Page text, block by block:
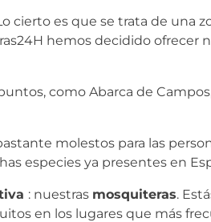
cierto es que se trata de una
hemos decidido ofrecer
como Abarca de
molestos para las
especies ya presentes en
: nuestras mosquiteras.
en los lugares que más